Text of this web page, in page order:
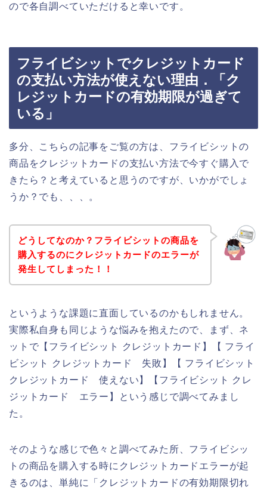
ので各自調べていただけると幸いです。
フライビシットでクレジットカード
の支払い方法が使えない理由．「ク
レジットカードの有効期限が過ぎて
いる」
多分、こちらの記事をご覧の方は、フライビシットの
商品をクレジットカードの支払い方法で今すぐ購入で
きたら？と考えていると思うのですが、いかがでしょ
うか？でも、、、。
どうしてなのか？フライビシットの商品を
購入するのにクレジットカードのエラーが
発生してしまった！！
というような課題に直面しているのかもしれません。
実際私自身も同じような悩みを抱えたので、まず、ネ
ットで【フライビシット クレジットカード】【 フライ
ビシット クレジットカード 失敗】【 フライビシット
クレジットカード 使えない】【フライビシット クレ
ジットカード エラー】という感じで調べてみまし
た。
そのような感じで色々と調べてみた所、フライビシッ
トの商品を購入する時にクレジットカードエラーが起
きるのは、単純に「クレジットカードの有効期限切れ